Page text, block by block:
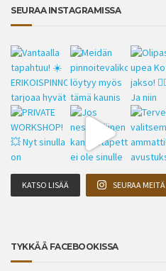
SEURAA INSTAGRAMISSA
KATSO LISÄÄ SEURAA MEITÄ
TYKKÄÄ FACEBOOKISSA